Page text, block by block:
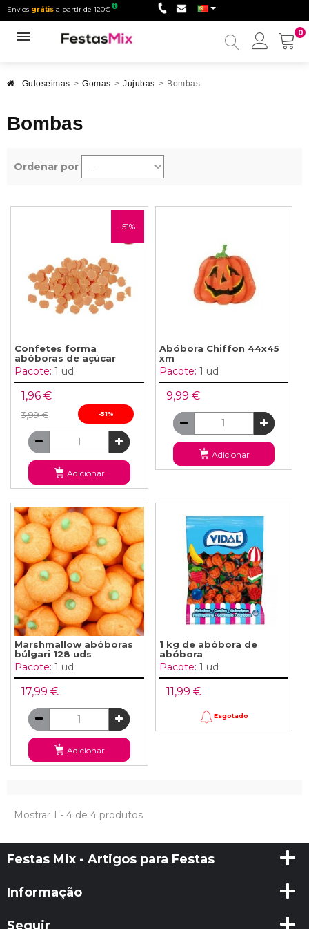
Envios grátis a partir de 120€
0
Minha
Guloseimas > Gomas > Jujubas > Bombas
Bombas
Ordenar por
-51%
Confetes forma
abóboras de açúcar
Pacote: 1 ud
1,96 €
3,99 € -51%
Adicionar
Abóbora Chiffon 44x45
xm
Pacote: 1 ud
9,99 €
Adicionar
Marshmallow abóboras
búlgari 128 uds
Pacote: 1 ud
17,99 €
Adicionar
1 kg de abóbora de
abóbora
Pacote: 1 ud
11,99 €
Esgotado
Mostrar 1 - 4 de 4 produtos
Festas Mix - Artigos para Festas
Informação
Seguir